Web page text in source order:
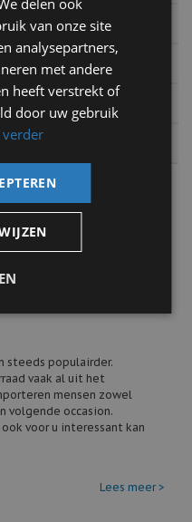
steeds populairder.
vaak al uit het
mensen zowel
volgende occasion.
voor u interessant kan
Lees meer >
delen ook
van onze site
analysepartners,
met andere
heeft verstrekt of
door uw gebruik
verder